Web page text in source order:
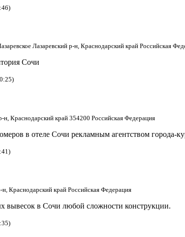
Лазаревский р-н, Краснодарский край Российская
Сочи
н, Краснодарский край 354200 Российская Федерация
в отеле Сочи рекламным агентством города-
Краснодарский край Российская Федерация
вывесок в Сочи любой сложности конструкции.